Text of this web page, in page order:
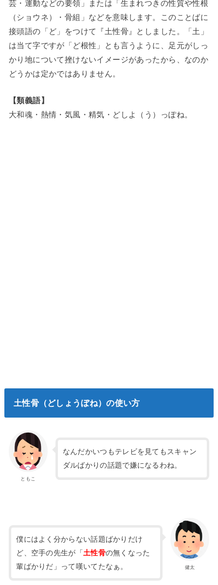
芸・運動などの要領」または「生まれつきの性質や性根
（ショウネ）・骨組」などを意味します。このことばに
接頭語の「ど」をつけて『土性骨』としました。「土」
は当て字ですが「ど根性」とも言うように、足元がしっ
かり地について挫けないイメージがあったから、なのか
どうかは定かではありません。
【類義語】
大和魂・熱情・気風・精気・どしよ（う）っぽね。
土性骨（どしょうぼね）の使い方
ともこ
なんだかいつもテレビを見てもスキャン
ダルばかりの話題で嫌になるわね。
健太
僕にはよく分からない話題ばかりだけ
ど、空手の先生が「 土性骨の無くなった
輩ばかりだ」って嘆いてたなぁ。